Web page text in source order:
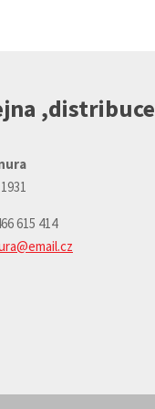
,distribuce
615 414